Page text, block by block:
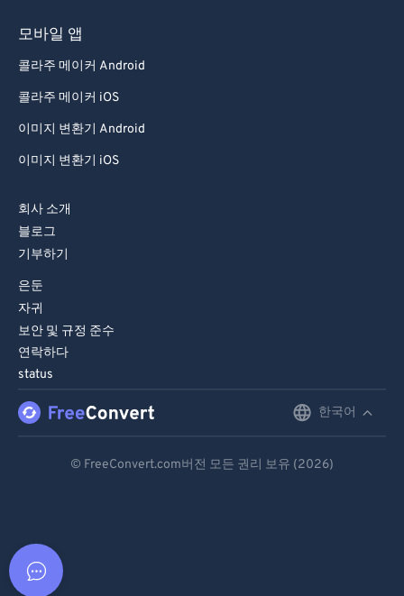
모바일 앱
콜라주 메이커 Android
콜라주 메이커 iOS
이미지 변환기 Android
이미지 변환기 iOS
회사 소개
블로그
기부하기
은둔
자귀
보안 및 규정 준수
연락하다
status
한국어
© FreeConvert.com버전 모든 권리 보유 (2026)